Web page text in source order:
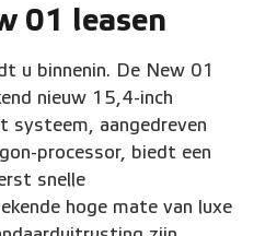
01 leasen
u binnenin. De New 01
nieuw 15,4-inch
systeem, aangedreven
processor, biedt een
snelle
hoge mate van luxe